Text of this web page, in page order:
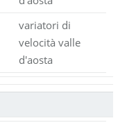
variatori di
velocità valle
d'aosta